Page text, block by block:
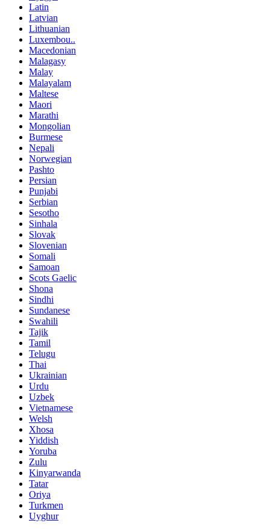
Latin
Latvian
Lithuanian
Luxembou..
Macedonian
Malagasy
Malay
Malayalam
Maltese
Maori
Marathi
Mongolian
Burmese
Nepali
Norwegian
Pashto
Persian
Punjabi
Serbian
Sesotho
Sinhala
Slovak
Slovenian
Somali
Samoan
Scots Gaelic
Shona
Sindhi
Sundanese
Swahili
Tajik
Tamil
Telugu
Thai
Ukrainian
Urdu
Uzbek
Vietnamese
Welsh
Xhosa
Yiddish
Yoruba
Zulu
Kinyarwanda
Tatar
Oriya
Turkmen
Uyghur